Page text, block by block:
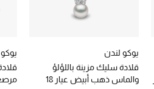
يوكو لندن
قلادة سليك مزينة باللؤلؤ
والماس ذهب أبيض عيار 18